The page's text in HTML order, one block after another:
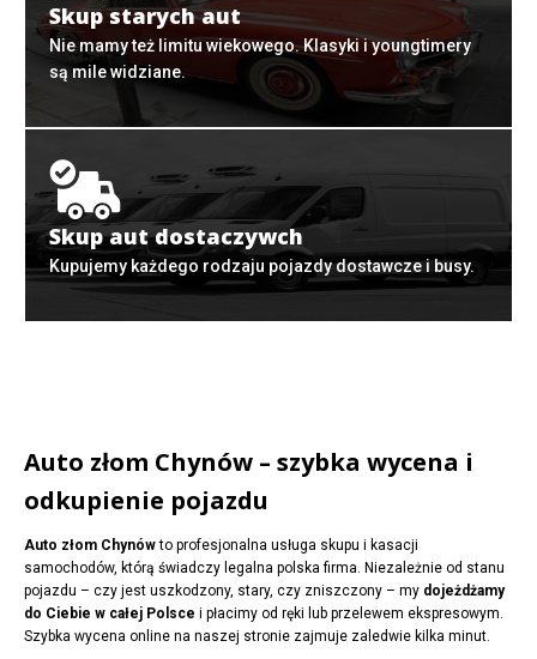
Skup starych aut
Nie mamy też limitu wiekowego. Klasyki i youngtimery
są mile widziane.
Skup aut dostaczywch
Kupujemy każdego rodzaju pojazdy dostawcze i busy.
Auto złom Chynów – szybka wycena i
odkupienie pojazdu
Auto złom Chynówto profesjonalna usługa skupu i kasacji
samochodów, którą świadczy legalna polska firma. Niezależnie od stanu
pojazdu – czy jest uszkodzony, stary, czy zniszczony – my dojeżdżamy
do Ciebie w całej Polsce i płacimy od ręki lub przelewem ekspresowym.
Szybka wycena online na naszej stronie zajmuje zaledwie kilka minut.